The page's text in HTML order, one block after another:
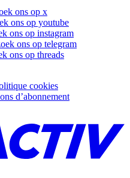
ons op x
ons op youtube
ons op instagram
ons op telegram
ons op threads
cookies
d’abonnement